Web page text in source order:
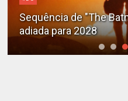
Sequência de "The
adiada para 2028